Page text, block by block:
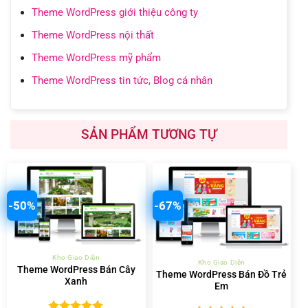
Theme WordPress giới thiệu công ty
Theme WordPress nội thất
Theme WordPress mỹ phẩm
Theme WordPress tin tức, Blog cá nhân
SẢN PHẨM TƯƠNG TỰ
-50%
Kho Giao Diện
Theme WordPress Bán Cây
Xanh
-67%
Kho Giao Diện
Theme WordPress Bán Đồ Trẻ
Em